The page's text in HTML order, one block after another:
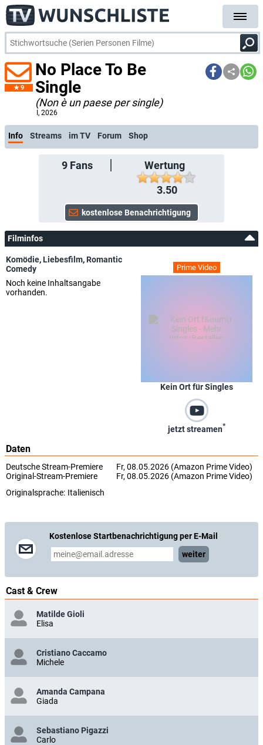
9
No Place To Be
Single
(Non è un paese per single)
, 2026
Info Streams im TV Forum Shop
9Fans
Wertung
3.50
Filminfos
Prime Video
Kein Ort für Singles
jetzt streamen*
Komödie,Liebesfilm,Romantic
Comedy
Noch keine Inhaltsangabe
vorhanden.
Daten
Deutsche Stream-Premiere
Fr, 08.05.2026 (Amazon Prime Video)
Original-Stream-Premiere
Fr, 08.05.2026 (Amazon Prime Video)
Originalsprache: Italienisch
Kostenlose Startbenachrichtigung per E-Mail
weiter
Cast & Crew
Matilde Gioli
Elisa
Cristiano Caccamo
Michele
Amanda Campana
Giada
Sebastiano Pigazzi
Carlo